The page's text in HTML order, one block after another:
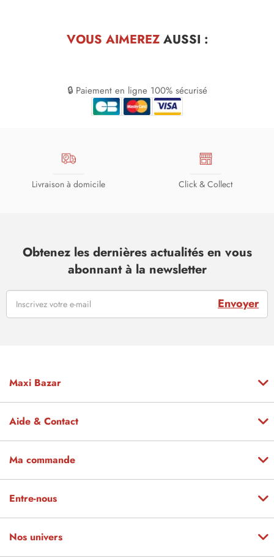
VOUS AIMEREZAUSSI :
🔒 Paiement en ligne 100% sécurisé
Livraison à domicile Click & Collect
Obtenez les dernières actualités en vous
abonnant à la newsletter
Envoyer
Maxi Bazar
Aide & Contact
Ma commande
Entre-nous
Nos univers